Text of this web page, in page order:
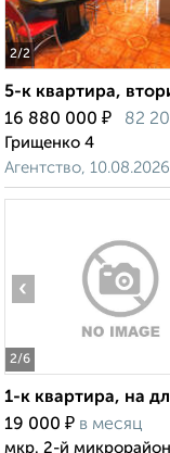
2/2
5-к квартира,
16 880 000 ₽ 82
Грищенко 4
Агентство, 10.08.2026
2/6
‹
1-к квартира, на
19 000 ₽ в месяц
мкр. 2-й